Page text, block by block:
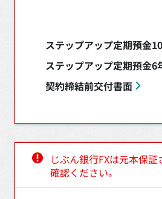
ステップアップ定期預金
ステップアップ定期預金6
契約締結前交付書面
じぶん銀行FXは元本保
確認ください。